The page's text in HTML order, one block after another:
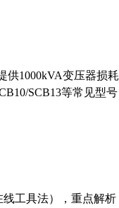
供1000kVA变压器损耗
SCB13等常见型号
工具法），重点解析